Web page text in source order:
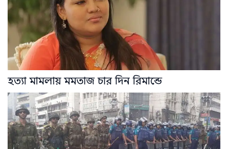
হত্যা মামলায় মমতাজ চার দিন রিমান্ডে